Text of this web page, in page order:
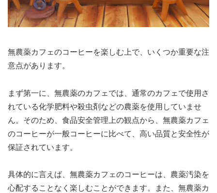
無農薬カフェのコーヒーを楽しむ上で、いくつか重要な注
意点があります。
まず第一に、無農薬のカフェでは、通常のカフェで使用さ
れている化学肥料や殺虫剤などの農薬を使用していませ
ん。そのため、食品安全管理上の観点から、無農薬カフェ
のコーヒーが一般コーヒーに比べて、高い品質と安全性が
保証されています。
具体的に言えば、無農薬カフェのコーヒーは、農薬汚染を
心配することなく楽しむことができます。また、無農薬カ